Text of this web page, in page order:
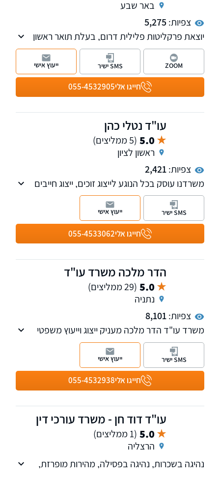
באר שבע
צפיות:5,275
יוצאת פרקליטות פלילית דרום, בעלת תואר ראשון
במשפטים ותואר שני במשפטים בהתמקצעות
פלילית. המשרד מעניק ייצוג בכל עולם המשפט
הפלילי, בתחום התעבורה, משפט מנהלי ועתירות
ותביעות לשון הרע.חייגו אלי055-4532905
ZOOM SMS ישיר ייעוץ אישי
עו"ד נטלי כהן
5.0 (5 ממליצים)
ראשון לציון
צפיות:2,421
משרדנו עוסק בכל הנוגע לייצוג זוכים, ייצוג חייבים
בהוצאה לפועל, חדלות פירעון- החוק החדש וכן
פקודת פשיטת הרגל.
בנוסף, משרדנו עוסק בתחום התעבורה-פלילי.
חייגו אלי055-4533062
SMS ישיר ייעוץ אישי
הדר מלכה משרד עו"ד
5.0 (29 ממליצים)
נתניה
צפיות:8,101
משרד עו"ד הדר מלכה מעניק ייצוג וייעוץ משפטי
בערכאות השונות בכל עבירות התעבורה ובדיני
המקרקעין. כמו כן עוסק בייפוי כוח מתמשך
ובעריכת צוואות וירושות.
חייגו אלי055-4532938
SMS ישיר ייעוץ אישי
עו"ד דוד חן - משרד עורכי דין
5.0 (1 ממליצים)
הרצליה
נהיגה בשכרות, נהיגה בפסילה, מהירות מופרזת,